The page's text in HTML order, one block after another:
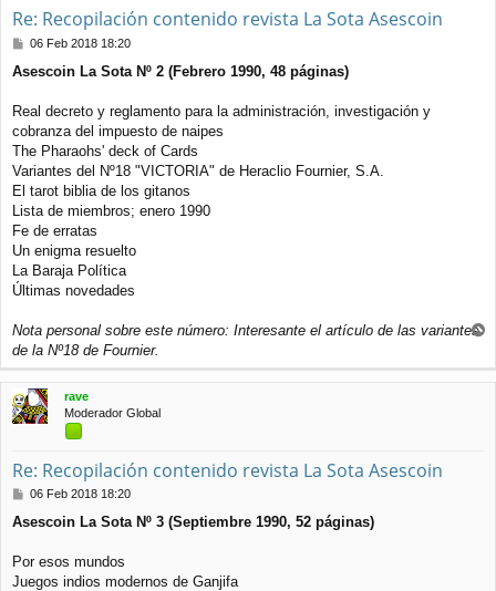
Re: Recopilación contenido revista La Sota Asescoin
M
n
a
06 Feb 2018 18:20
Asescoin La Sota Nº 2 (Febrero 1990, 48 páginas)
Real decreto y reglamento para la administración, investigación y
cobranza del impuesto de naipes
The Pharaohs' deck of Cards
Variantes del Nº18 "VICTORIA" de Heraclio Fournier, S.A.
El tarot biblia de los gitanos
Lista de miembros; enero 1990
Fe de erratas
Un enigma resuelto
La Baraja Política
Últimas novedades
Nota personal sobre este número: Interesante el artículo de las variantes
de la Nº18 de Fournier.
r
i
rave
Moderador Global
Re: Recopilación contenido revista La Sota Asescoin
M
n
a
06 Feb 2018 18:20
Asescoin La Sota Nº 3 (Septiembre 1990, 52 páginas)
Por esos mundos
Juegos indios modernos de Ganjifa